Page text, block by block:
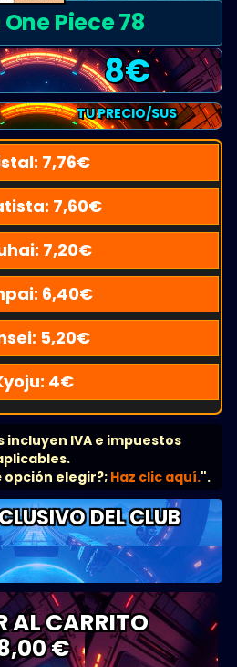
Piece 78
8€
TU PRECIO/SUS
7,76€
7,60€
7,20€
6,40€
5,20€
4€
incluyen IVA e impuestos
opción elegir?; Haz clic aquí.".
DEL CLUB
AL CARRITO
€